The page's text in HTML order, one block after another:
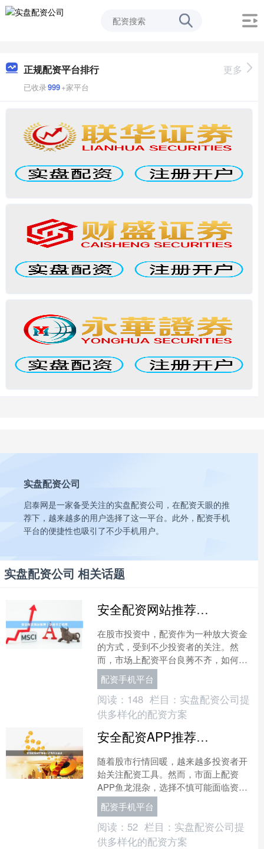
正规配资平台排行
已收录999+家平台
更多
实盘配资公司
启泰网是一家备受关注的实盘配资公司，在配资天眼的推
荐下，越来越多的用户选择了这一平台。此外，配资手机
平台的便捷性也吸引了不少手机用户。
实盘配资公司 相关话题
安全配资网站推荐｜正规平台指南
在股市投资中，配资作为一种放大资金
的方式，受到不少投资者的关注。然
而，市场上配资平台良莠不齐，如何选
择安全、正规的配资网站，成为投资者
必须面对的问题。本文将从平....
配资手机平台
阅读： 148 栏目： 实盘配资公司提
供多样化的配资方案
安全配资APP推荐｜正规平台盘点
随着股市行情回暖，越来越多投资者开
始关注配资工具。然而，市面上配资
APP鱼龙混杂，选择不慎可能面临资金
风险。本文从合规资质、风控体系、用
户口碑等维度，盘点几款值....
配资手机平台
阅读： 52 栏目： 实盘配资公司提
供多样化的配资方案